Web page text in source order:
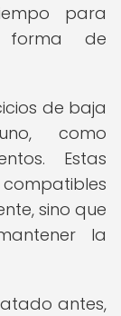
para
de
de baja
como
Estas
sino que
la
antes,